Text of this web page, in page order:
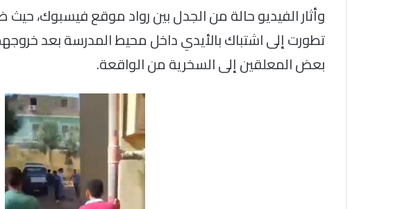
وأثار الفيديو حالة من الجدل بين رواد موقع فيسبوك،
تطورت إلى اشتباك بالأيدي داخل محيط المدرسة بعد
بعض المعلقين إلى السخرية من الواقعة.